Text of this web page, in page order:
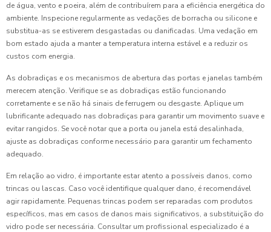
de água, vento e poeira, além de contribuírem para a eficiência energética do
ambiente. Inspecione regularmente as vedações de borracha ou silicone e
substitua-as se estiverem desgastadas ou danificadas. Uma vedação em
bom estado ajuda a manter a temperatura interna estável e a reduzir os
custos com energia.
As dobradiças e os mecanismos de abertura das portas e janelas também
merecem atenção. Verifique se as dobradiças estão funcionando
corretamente e se não há sinais de ferrugem ou desgaste. Aplique um
lubrificante adequado nas dobradiças para garantir um movimento suave e
evitar rangidos. Se você notar que a porta ou janela está desalinhada,
ajuste as dobradiças conforme necessário para garantir um fechamento
adequado.
Em relação ao vidro, é importante estar atento a possíveis danos, como
trincas ou lascas. Caso você identifique qualquer dano, é recomendável
agir rapidamente. Pequenas trincas podem ser reparadas com produtos
específicos, mas em casos de danos mais significativos, a substituição do
vidro pode ser necessária. Consultar um profissional especializado é a